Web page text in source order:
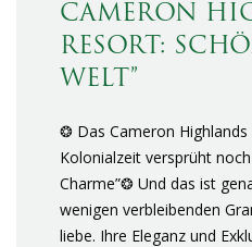
CAMERON
RESORT:
WELT”
❂ Das Cameron
Kolonialzeit versprüht
Charme”❂ Und das ist
wenigen verbleibenden
liebe. Ihre Eleganz und